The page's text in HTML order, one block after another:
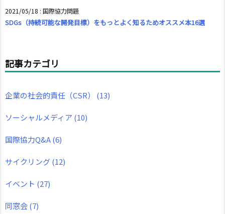
2021/05/18 : 国際協力問題
SDGs（持続可能な開発目標）をもっとよく知るためオススメ本16選
記事カテゴリ
企業の社会的責任（CSR） (13)
ソーシャルメディア (10)
国際協力Q&A(6)
サイクリング(12)
イベント (27)
同窓会(7)